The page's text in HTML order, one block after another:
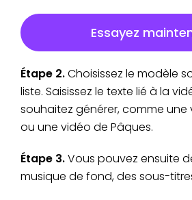
Essayez
Étape 2.Choisissez le modèle
liste. Saisissez le texte lié à la
souhaitez générer, comme
ou une vidéo de Pâques.
Étape 3.Vous pouvez ensuite
musique de fond, des sous-